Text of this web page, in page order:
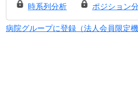
時系列分析
ポジション
病院グループに登録（法人会員限定機